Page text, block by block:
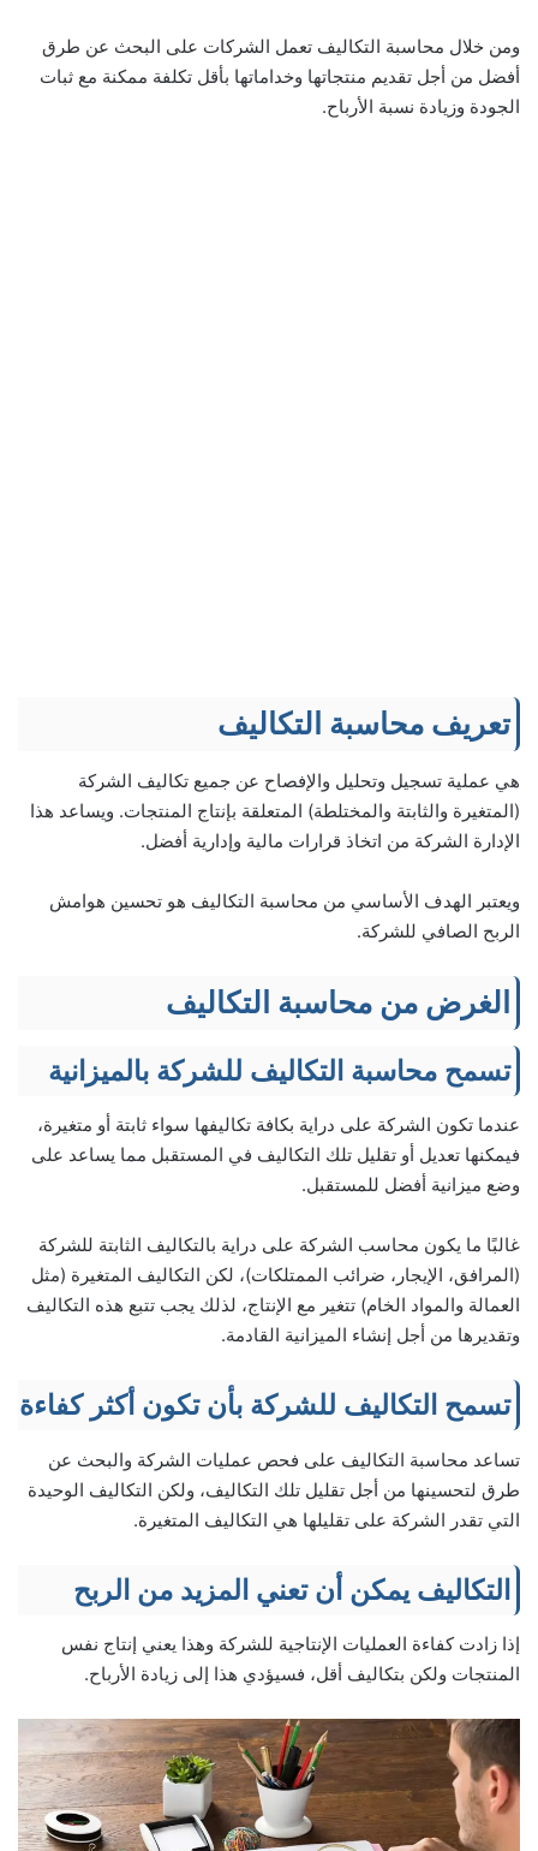
ومن خلال محاسبة التكاليف تعمل الشركات على البحث عن طرق
أفضل من أجل تقديم منتجاتها وخداماتها بأقل تكلفة ممكنة مع ثبات
الجودة وزيادة نسبة الأرباح.
تعريف محاسبة التكاليف
هي عملية تسجيل وتحليل والإفصاح عن جميع تكاليف الشركة
(المتغيرة والثابتة والمختلطة) المتعلقة بإنتاج المنتجات. ويساعد هذا
الإدارة الشركة من اتخاذ قرارات مالية وإدارية أفضل.
ويعتبر الهدف الأساسي من محاسبة التكاليف هو تحسين هوامش
الربح الصافي للشركة.
الغرض من محاسبة التكاليف
تسمح محاسبة التكاليف للشركة بالميزانية
عندما تكون الشركة على دراية بكافة تكاليفها سواء ثابتة أو متغيرة،
فيمكنها تعديل أو تقليل تلك التكاليف في المستقبل مما يساعد على
وضع ميزانية أفضل للمستقبل.
غالبًا ما يكون محاسب الشركة على دراية بالتكاليف الثابتة للشركة
(المرافق، الإيجار، ضرائب الممتلكات)، لكن التكاليف المتغيرة (مثل
العمالة والمواد الخام) تتغير مع الإنتاج، لذلك يجب تتبع هذه التكاليف
وتقديرها من أجل إنشاء الميزانية القادمة.
تسمح التكاليف للشركة بأن تكون أكثر كفاءة
تساعد محاسبة التكاليف على فحص عمليات الشركة والبحث عن
طرق لتحسينها من أجل تقليل تلك التكاليف، ولكن التكاليف الوحيدة
التي تقدر الشركة على تقليلها هي التكاليف المتغيرة.
التكاليف يمكن أن تعني المزيد من الربح
إذا زادت كفاءة العمليات الإنتاجية للشركة وهذا يعني إنتاج نفس
المنتجات ولكن بتكاليف أقل، فسيؤدي هذا إلى زيادة الأرباح.